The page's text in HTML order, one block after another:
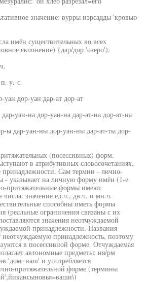
значение: вурры нэрсадды 'кровью
имён существительных во всех
склонение) {дар/дор 'озеро'):
у.-с.
дор-уан дар-ат дор-ат
уан-на дор-уан-на дар-ат-на дор-ат-на
ы дар-уан-ны дор-уан-ны дар-ат-ты дор-
(посессивных) форм.
в атрибутивных словосочетаниях,
Сам термин - лично-
- указывает на личную форму имён (1-е
притяжательные формы имеют
числа: значение ед.ч., дв.ч. и мн.ч.
способны иметь формы
(реальные ограничения связаны с их
значения неотчуждаемой
принадлежности. Названия
неотчуждаемую принадлежность, поэтому
в посессивной форме. Отчуждаемая
автономные предметы: ня/рм
'дом=наш' и употребляется
притяжательной форме (термины